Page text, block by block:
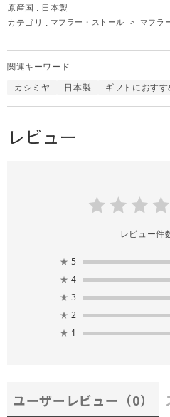
原産国 : 日本製
カテゴリ : マフラー・ストール > マフラ
関連キーワード
カシミヤ 日本製 ギフトにおすす
レビュー
レビュー件
★ 5
★ 4
★ 3
★ 2
★ 1
ユーザーレビュー （0）